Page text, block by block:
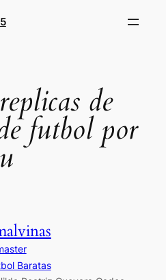
replicas de
futbol por
Baratas